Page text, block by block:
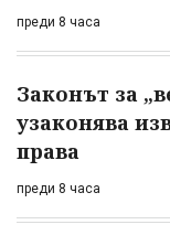
преди 8 часа
Законът за
узаконява
права
преди 8 часа